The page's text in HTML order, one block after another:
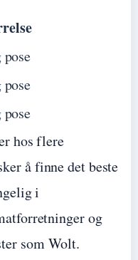
pose
pose
pose
hos flere
å finne det beste
i
og
som Wolt.